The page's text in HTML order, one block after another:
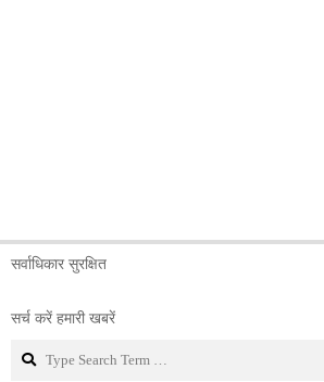
सर्वाधिकार सुरक्षित
सर्च करें हमारी खबरें